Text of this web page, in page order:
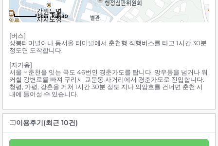
50m
[버스]
상봉터미널이나 동서울 터미널에서 춘천행 직행버스를 타고 1시간 30분
정도면 도착합니다.
[자가용]
서울 ~ 춘천을 잇는 국도 46번인 경춘가도를 탑니다. 망우동을 넘거나 워
커힐 강변로를 빠져 구리시 교문동 사거리에서 경춘가도로 진입합니다.
청평, 가평, 강촌을 거쳐 1시간 30분 정도 지나 의암호를 건너면 춘천 시
내에 들어설 수 있습니다.
이용후기(최근 10건)